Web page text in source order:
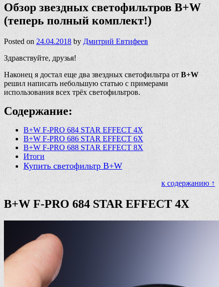
Обзор звездных светофильтров B+W
(теперь полный комплект!)
Posted on 24.04.2018 by Дмитрий Евтифеев
Здравствуйте, друзья!
Наконец я достал еще два звездных светофильтра от B+W
решил написать небольшую статью с примерами
использования всех трёх светофильтров.
Содержание:
B+W F-PRO 684 STAR EFFECT 4X
B+W F-PRO 686 STAR EFFECT 6X
B+W F-PRO 688 STAR EFFECT 8X
Итоги
Купить светофильтр B+W
к содержанию ↑
B+W F-PRO 684 STAR EFFECT 4X